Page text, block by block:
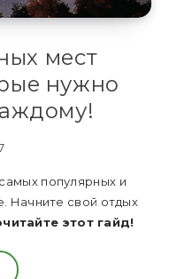
мест
нужно
популярных и
Начните свой отдых
этот гайд!